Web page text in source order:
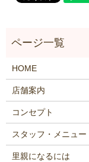
HOME
店舗案内
コンセプト
スタッフ・メニュー
里親になるには